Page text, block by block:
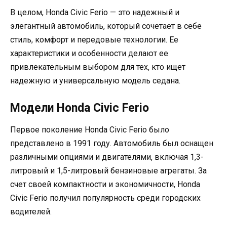
В целом, Honda Civic Ferio — это надежный и
элегантный автомобиль, который сочетает в себе
стиль, комфорт и передовые технологии. Ее
характеристики и особенности делают ее
привлекательным выбором для тех, кто ищет
надежную и универсальную модель седана.
Модели Honda Civic Ferio
Первое поколение Honda Civic Ferio было
представлено в 1991 году. Автомобиль был оснащен
различными опциями и двигателями, включая 1,3-
литровый и 1,5-литровый бензиновые агрегаты. За
счет своей компактности и экономичности, Honda
Civic Ferio получил популярность среди городских
водителей.